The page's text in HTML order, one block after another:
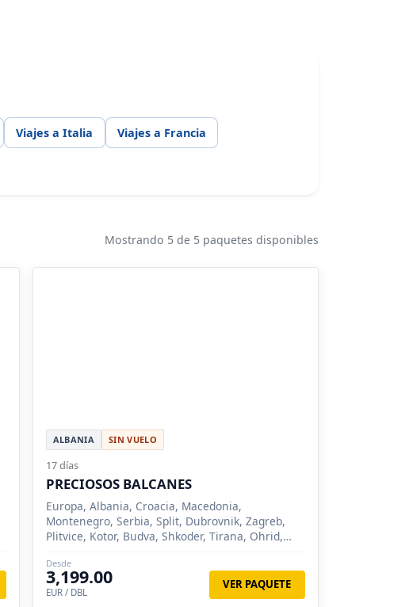
Viajes a Italia Viajes a Francia
Mostrando 5 de 5 paquetes disponibles
ALBANIA SIN VUELO
17 días
PRECIOSOS BALCANES
Europa, Albania, Croacia, Macedonia,
Montenegro, Serbia, Split, Dubrovnik, Zagreb,
Plitvice, Kotor, Budva, Shkoder, Tirana, Ohrid,
Desde
3,199.00
EUR / DBL
VER PAQUETE